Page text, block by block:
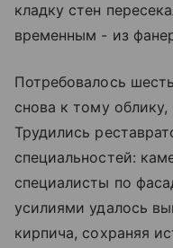
кладку стен
временным - из
Потребовалось
снова к тому
Трудились
специальностей:
специалисты по
усилиями удалось
кирпича, сохраняя